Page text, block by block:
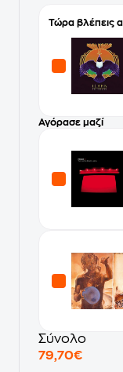
Τώρα βλέπεις
Αγόρασε μαζί
Σύνολο
79,70€